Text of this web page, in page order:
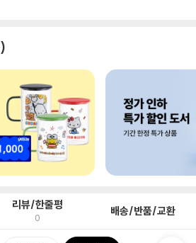
리뷰/한줄평
0 배송/반품/교환